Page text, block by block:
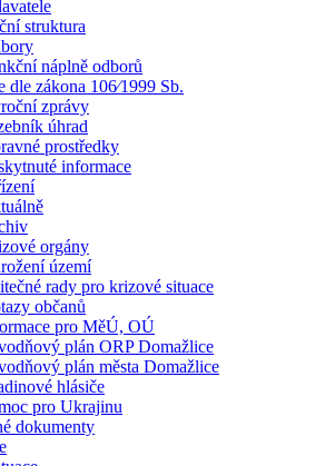
struktura
náplně odborů
dle zákona 106⁄1999 Sb.
zprávy
úhrad
prostředky
informace
orgány
území
rady pro krizové situace
občanů
pro MěÚ, OÚ
plán ORP Domažlice
plán města Domažlice
hlásiče
pro Ukrajinu
dokumenty